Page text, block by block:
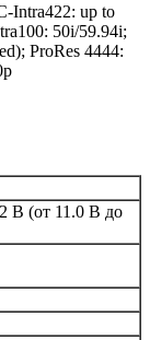
Intra422: up to
50i/59.94i;
ProRes 4444:
В (от 11.0 В до